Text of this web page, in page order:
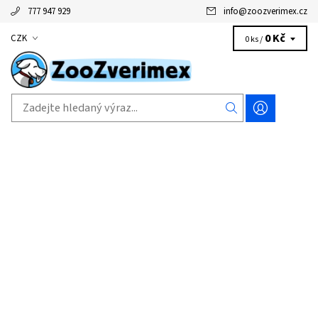
777 947 929 info@zoozverimex.cz
CZK 0 ks / 0 Kč